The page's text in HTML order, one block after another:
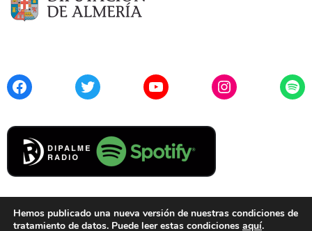
FacebookTwitter YouTubeInstagram
Hemos publicado una nueva versión de nuestras condiciones de
tratamiento de datos. Puede leer estas condiciones aquí.